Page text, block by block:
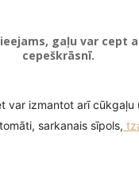
gaļu var cept
cepeškrāsnī.
var izmantot arī
sarkanais sīpols,